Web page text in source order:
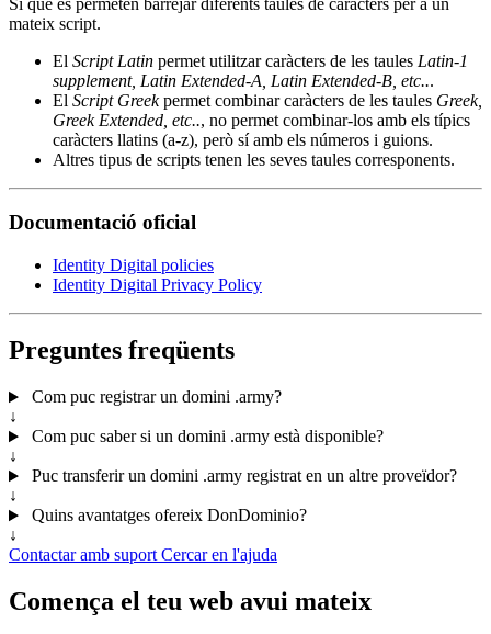
Sí que es permeten barrejar diferents taules de caràcters per a un
mateix script.
El Script Latin permet utilitzar caràcters de les taules Latin-1
supplement, Latin Extended-A, Latin Extended-B, etc...
El Script Greekpermet combinar caràcters de les taules Greek,
Greek Extended, etc.., no permet combinar-los amb els típics
caràcters llatins (a-z), però sí amb els números i guions.
Altres tipus de scripts tenen les seves taules corresponents.
Documentació oficial
Identity Digital policies
Identity Digital Privacy Policy
Preguntes freqüents
Com puc registrar un domini .army?
↓
Com puc saber si un domini .army està disponible?
↓
Puc transferir un domini .army registrat en un altre proveïdor?
↓
Quins avantatges ofereix DonDominio?
↓
Contactar amb suport Cercar en l'ajuda
Comença el teu web avui mateix